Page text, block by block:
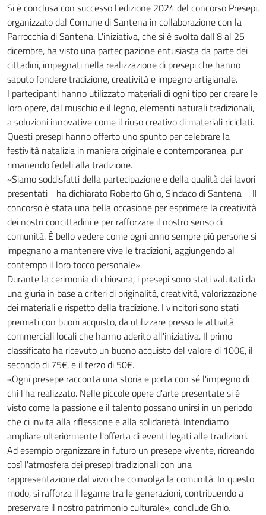
Si è conclusa con successo l'edizione 2024 del concorso Presepi,
organizzato dal Comune di Santena in collaborazione con la
Parrocchia di Santena. L'iniziativa, che si è svolta dall'8 al 25
dicembre, ha visto una partecipazione entusiasta da parte dei
cittadini, impegnati nella realizzazione di presepi che hanno
saputo fondere tradizione, creatività e impegno artigianale.
I partecipanti hanno utilizzato materiali di ogni tipo per creare le
loro opere, dal muschio e il legno, elementi naturali tradizionali,
a soluzioni innovative come il riuso creativo di materiali riciclati.
Questi presepi hanno offerto uno spunto per celebrare la
festività natalizia in maniera originale e contemporanea, pur
rimanendo fedeli alla tradizione.
«Siamo soddisfatti della partecipazione e della qualità dei lavori
presentati - ha dichiarato Roberto Ghio, Sindaco di Santena -. Il
concorso è stata una bella occasione per esprimere la creatività
dei nostri concittadini e per rafforzare il nostro senso di
comunità. È bello vedere come ogni anno sempre più persone si
impegnano a mantenere vive le tradizioni, aggiungendo al
contempo il loro tocco personale».
Durante la cerimonia di chiusura, i presepi sono stati valutati da
una giuria in base a criteri di originalità, creatività, valorizzazione
dei materiali e rispetto della tradizione. I vincitori sono stati
premiati con buoni acquisto, da utilizzare presso le attività
commerciali locali che hanno aderito all'iniziativa. Il primo
classificato ha ricevuto un buono acquisto del valore di 100€, il
secondo di 75€, e il terzo di 50€.
«Ogni presepe racconta una storia e porta con sé l'impegno di
chi l'ha realizzato. Nelle piccole opere d'arte presentate si è
visto come la passione e il talento possano unirsi in un periodo
che ci invita alla riflessione e alla solidarietà. Intendiamo
ampliare ulteriormente l'offerta di eventi legati alle tradizioni.
Ad esempio organizzare in futuro un presepe vivente, ricreando
così l'atmosfera dei presepi tradizionali con una
rappresentazione dal vivo che coinvolga la comunità. In questo
modo, si rafforza il legame tra le generazioni, contribuendo a
preservare il nostro patrimonio culturale», conclude Ghio.